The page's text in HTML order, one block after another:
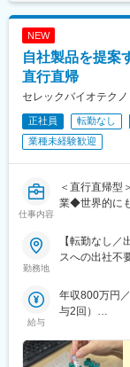
■組織構成
製造ニ課は50
齢層で構成さ
■働く魅力
■当社の特徴
することが可
る環境が整っ
◇医薬品の製
とができ、患
していくこと
る職種の社員
患者様の期待
NEW
自社製品を提案
直行直帰
セレックバイオテク
正社員 転勤なし
業種未経験歓迎
仕事内容
＜直行直帰型
業◆世界的に
勤務地
【転勤なし
スへの出社不
給与
年収800万円
与2回）
賞与2回）